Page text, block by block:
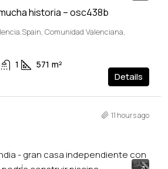
historia – osc438b
Comunidad Valenciana,
1 571 m²
Details
11 hours ago
SALE